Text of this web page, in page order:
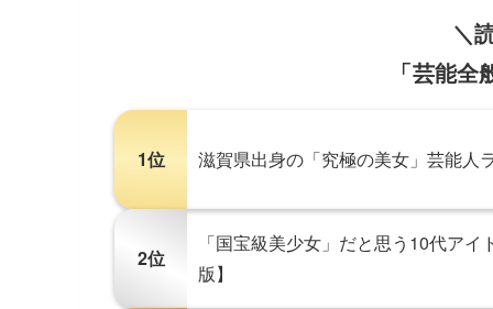
＼
「芸能
1位 滋賀県出身の「究極の美女」芸能人
2位
「国宝級美少女」だと思う10代ア
版】